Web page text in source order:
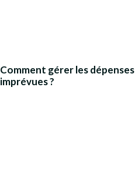
Comment gérer les dépenses
imprévues ?